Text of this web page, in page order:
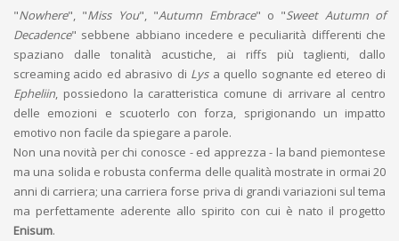
"Nowhere", "Miss You", "Autumn Embrace" o "Sweet Autumn of
Decadence" sebbene abbiano incedere e peculiarità differenti che
spaziano dalle tonalità acustiche, ai riffs più taglienti, dallo
screaming acido ed abrasivo di Lys a quello sognante ed etereo di
Epheliin, possiedono la caratteristica comune di arrivare al centro
delle emozioni e scuoterlo con forza, sprigionando un impatto
emotivo non facile da spiegare a parole.
Non una novità per chi conosce - ed apprezza - la band piemontese
ma una solida e robusta conferma delle qualità mostrate in ormai 20
anni di carriera; una carriera forse priva di grandi variazioni sul tema
ma perfettamente aderente allo spirito con cui è nato il progetto
Enisum.